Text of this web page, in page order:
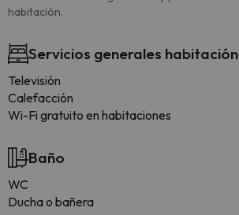
habitación.
Servicios generales habitación
Televisión
Calefacción
Wi-Fi gratuito en habitaciones
Baño
WC
Ducha o bañera